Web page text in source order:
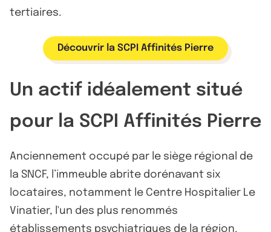
tertiaires.
Découvrir la SCPI Affinités Pierre
Un actif idéalement situé
pour la SCPI Affinités Pierre
Anciennement occupé par le siège régional de
la SNCF, l’immeuble abrite dorénavant six
locataires, notamment le Centre Hospitalier Le
Vinatier, l'un des plus renommés
établissements psychiatriques de la région.